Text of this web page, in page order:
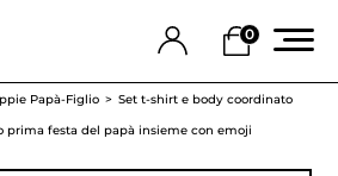
0
Papà-Figlio
Set t-shirt e body coordinato
prima festa del papà insieme con emoji